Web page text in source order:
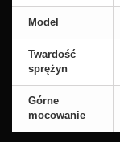
Model
Twardość
sprężyn
Górne
mocowanie